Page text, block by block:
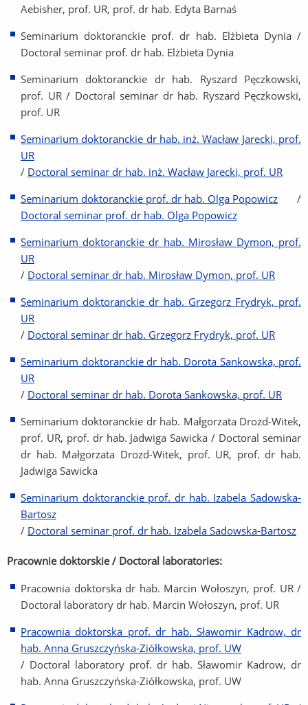
Aebisher, prof. UR, prof. dr hab. Edyta Barnaś
Seminarium doktoranckie prof. dr hab. Elżbieta Dynia /
Doctoral seminar prof. dr hab. Elżbieta Dynia
Seminarium doktoranckie dr hab. Ryszard Pęczkowski,
prof. UR / Doctoral seminar dr hab. Ryszard Pęczkowski,
prof. UR
Seminarium doktoranckie dr hab. inż. Wacław Jarecki, prof.
UR
/ Doctoral seminar dr hab. inż. Wacław Jarecki, prof. UR
Seminarium doktoranckie prof. dr hab. Olga Popowicz /
Doctoral seminar prof. dr hab. Olga Popowicz
Seminarium doktoranckie dr hab. Mirosław Dymon, prof.
UR
/ Doctoral seminar dr hab. Mirosław Dymon, prof. UR
Seminarium doktoranckie dr hab. Grzegorz Frydryk, prof.
UR
/ Doctoral seminar dr hab. Grzegorz Frydryk, prof. UR
Seminarium doktoranckie dr hab. Dorota Sankowska, prof.
UR
/ Doctoral seminar dr hab. Dorota Sankowska, prof. UR
Seminarium doktoranckie dr hab. Małgorzata Drozd-Witek,
prof. UR, prof. dr hab. Jadwiga Sawicka / Doctoral seminar
dr hab. Małgorzata Drozd-Witek, prof. UR, prof. dr hab.
Jadwiga Sawicka
Seminarium doktoranckie prof. dr hab. Izabela Sadowska-
Bartosz
/ Doctoral seminar prof. dr hab. Izabela Sadowska-Bartosz
Pracownie doktorskie / Doctoral laboratories:
Pracownia doktorska dr hab. Marcin Wołoszyn, prof. UR /
Doctoral laboratory dr hab. Marcin Wołoszyn, prof. UR
Pracownia doktorska prof. dr hab. Sławomir Kadrow, dr
hab. Anna Gruszczyńska-Ziółkowska, prof. UW
/ Doctoral laboratory prof. dr hab. Sławomir Kadrow, dr
hab. Anna Gruszczyńska-Ziółkowska, prof. UW